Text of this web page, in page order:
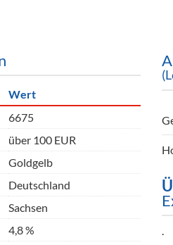
Hygieneartikel &
Wert
6675
über 100 EUR
Goldgelb
Deutschland
Sachsen
4,8 %
.